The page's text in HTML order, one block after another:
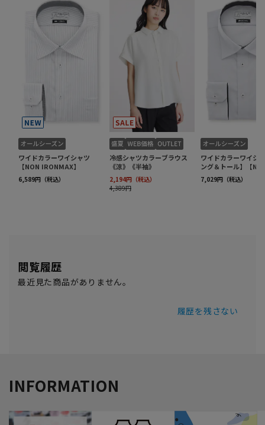
閲覧履歴
最近見た商品がありません。
履歴を残さない
INFORMATION